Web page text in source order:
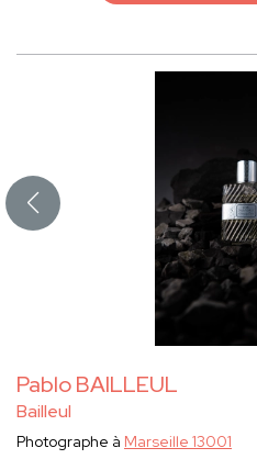
Pablo BAILLEUL
Bailleul
Photographe à Marseille 13001